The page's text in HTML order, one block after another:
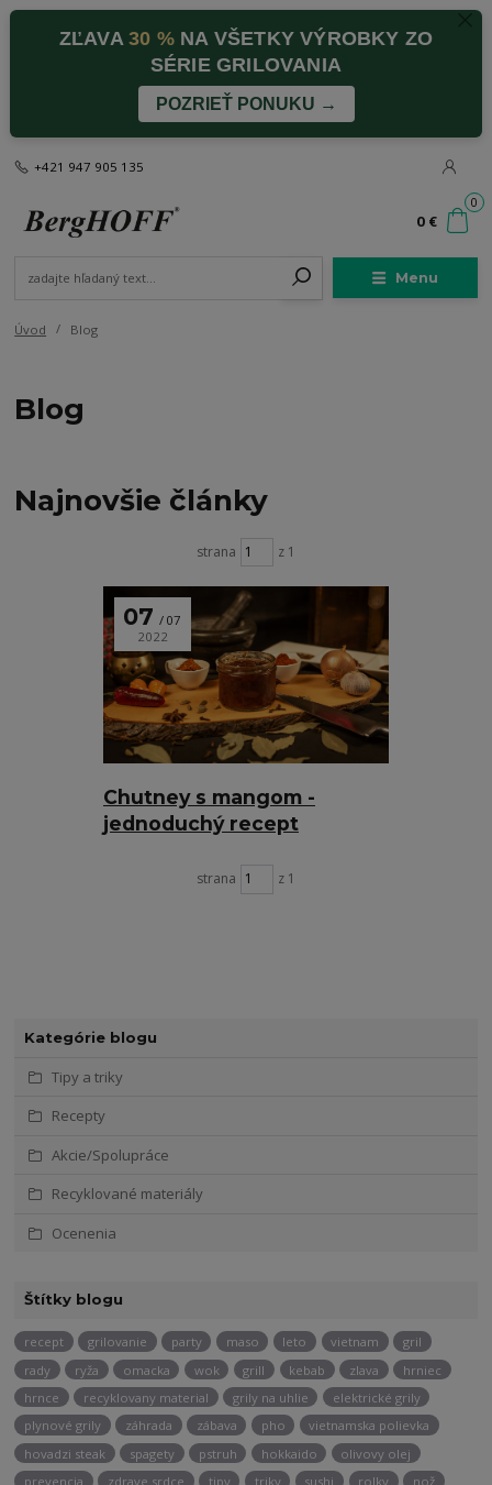
ZĽAVA30 %NA VŠETKY VÝROBKY ZO
SÉRIE GRILOVANIA
POZRIEŤ PONUKU →
Menu
+421 947 905 135
0
0 €
Úvod Blog
Kategórie blogu
Tipy a triky
Recepty
Akcie/Spolupráce
Recyklované materiály
Ocenenia
Štítky blogu
recept grilovanie party maso leto vietnam
gril
rady
ryža omacka wok grill kebab zlava
hrniec
hrnce
recyklovany material grily na uhlie
elektrické grily
plynové grily
záhrada zábava pho
vietnamska polievka
hovadzi steak
spagety pstruh hokkaido
olivovy olej
prevencia
zdrave srdce tipy triky sushi rolky
nož
Blog
Najnovšie články
strana z 1
Chutney s mangom -
jednoduchý recept
07
07
2022
strana z 1